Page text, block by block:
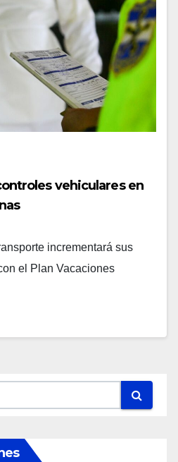
vehiculares en
incrementará sus
el Plan Vacaciones